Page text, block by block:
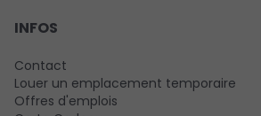
INFOS
Contact
Louer un emplacement temporaire
Offres d'emplois